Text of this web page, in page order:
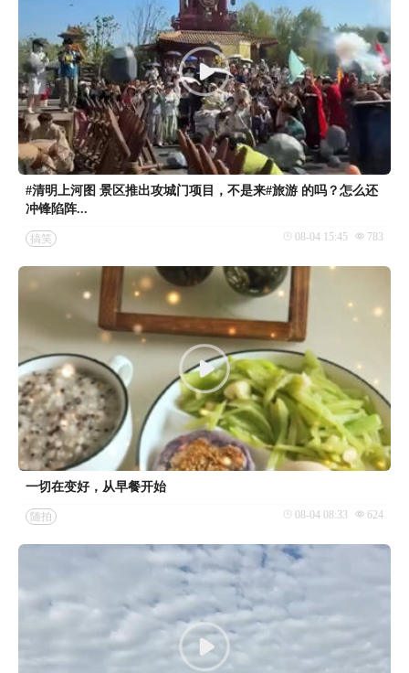
#清明上河图 景区推出攻城门项目，不是来#旅游 的吗？怎么还
冲锋陷阵...
搞笑 08-04 15:45 783
一切在变好，从早餐开始
随拍 08-04 08:33 624